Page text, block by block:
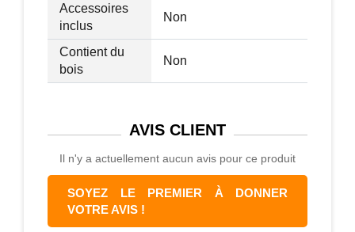
Accessoires
inclus
Non
Contient du
bois
Non
AVIS CLIENT
Il n'y a actuellement aucun avis pour ce produit
SOYEZ LE PREMIER À DONNER
VOTRE AVIS !